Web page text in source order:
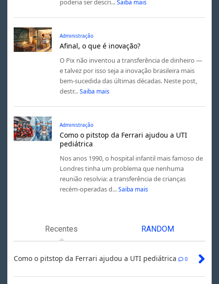
poderia ser descri... Saiba mais
Administração
Afinal, o que é inovação?
O Pix não inventou a transferência de dinheiro —
e talvez por isso seja a inovação brasileira mais
bem-sucedida das últimas décadas. Neste post,
destr... Saiba mais
Administração
Como o pitstop da Ferrari ajudou a UTI
pediátrica
Nos anos 1990, o hospital infantil mais famoso de
Londres tinha um problema que nenhuma
reunião resolvia: a transferência de crianças
recém-operadas d... Saiba mais
Recentes RANDOM
Como o pitstop da Ferrari ajudou a UTI pediátrica 0